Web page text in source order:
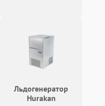
Льдогенератор
Hurakan